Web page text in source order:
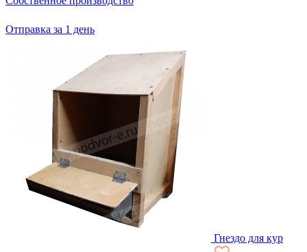
Отправка за 1 день
Гнездо для кур